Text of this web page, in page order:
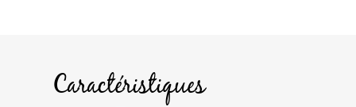
Caractéristiques